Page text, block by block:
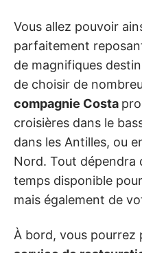
Vous allez pouvoir
parfaitement
de magnifiques
de choisir de
compagnie Costa
croisières dans le
dans les Antilles, ou
Nord. Tout dépendra
temps disponible
mais également de
À bord, vous pourrez